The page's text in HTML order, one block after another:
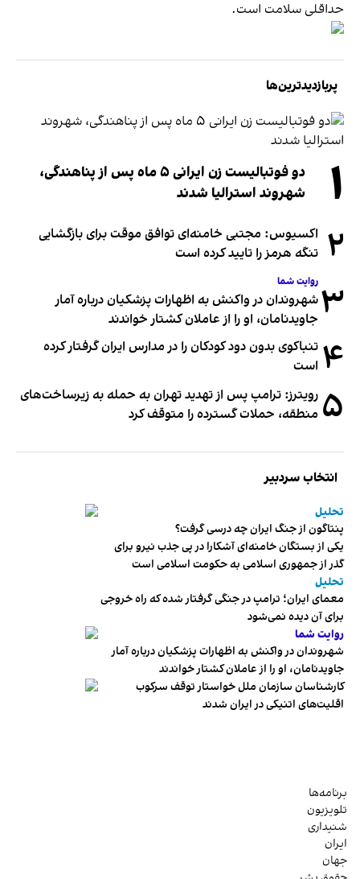
حداقلی سلامت است.
پربازدیدترین‌ها
۱
دو فوتبالیست زن ایرانی ۵ ماه پس از پناهندگی،
شهروند استرالیا شدند
۲ اکسیوس: مجتبی خامنه‌ای توافق موقت برای بازگشایی
تنگه هرمز را تایید کرده است
۳ روایت شما
شهروندان در واکنش به اظهارات پزشکیان درباره آمار
جاویدنامان، او را از عاملان کشتار خواندند
۴ تنباکوی بدون دود کودکان را در مدارس ایران گرفتار کرده
است
۵ رویترز: ترامپ پس از تهدید تهران به حمله به زیرساخت‌های
منطقه، حملات گسترده را متوقف کرد
انتخاب سردبیر
تحلیل
پنتاگون از جنگ ایران چه درسی گرفت؟
یکی از بستگان خامنه‌ای آشکارا در پی جذب نیرو برای
گذر از جمهوری اسلامی به حکومت اسلامی است
تحلیل
معمای ایران؛ ترامپ در جنگی گرفتار شده که راه خروجی
برای آن دیده نمی‌شود
روایت شما
شهروندان در واکنش به اظهارات پزشکیان درباره آمار
جاویدنامان، او را از عاملان کشتار خواندند
کارشناسان سازمان ملل خواستار توقف سرکوب
اقلیت‌های اتنیکی در ایران شدند
برنامه‌ها
تلویزیون
شنیداری
ایران
جهان